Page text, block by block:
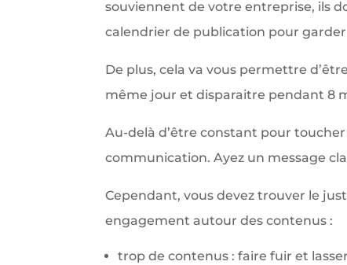
souviennent de votre entreprise, ils
calendrier de publication pour
De plus, cela va vous permettre
même jour et disparaitre pendant 8
Au-delà d’être constant pour
communication. Ayez un message
Cependant, vous devez trouver le
engagement autour des contenus :
trop de contenus : faire fuir et